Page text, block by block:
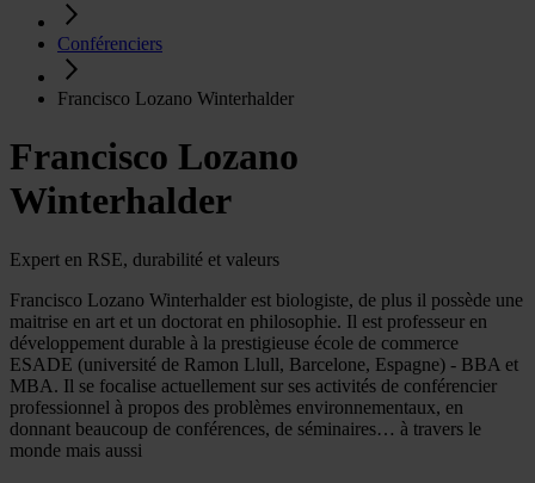
Conférenciers
Francisco Lozano Winterhalder
Francisco Lozano
Winterhalder
Expert en RSE, durabilité et valeurs
Francisco Lozano Winterhalder est biologiste, de plus il possède une
maitrise en art et un doctorat en philosophie. Il est professeur en
développement durable à la prestigieuse école de commerce
ESADE (université de Ramon Llull, Barcelone, Espagne) - BBA et
MBA. Il se focalise actuellement sur ses activités de conférencier
professionnel à propos des problèmes environnementaux, en
donnant beaucoup de conférences, de séminaires… à travers le
monde mais aussi